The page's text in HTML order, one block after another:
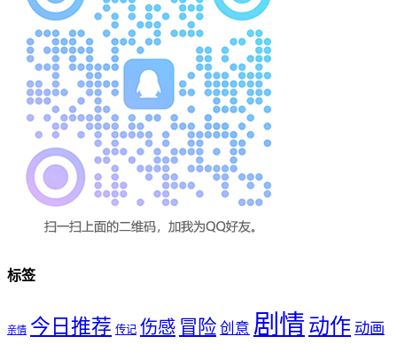
标签
亲情 今日推荐 传记 伤感 冒险 创意 剧情 动作 动画